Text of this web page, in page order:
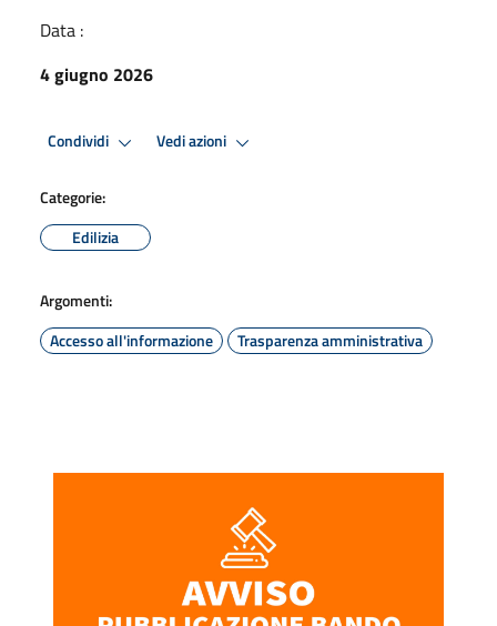
Data :
4 giugno 2026
Condividi Vedi azioni
Categorie:
Edilizia
Argomenti:
Accesso all'informazione
Trasparenza amministrativa